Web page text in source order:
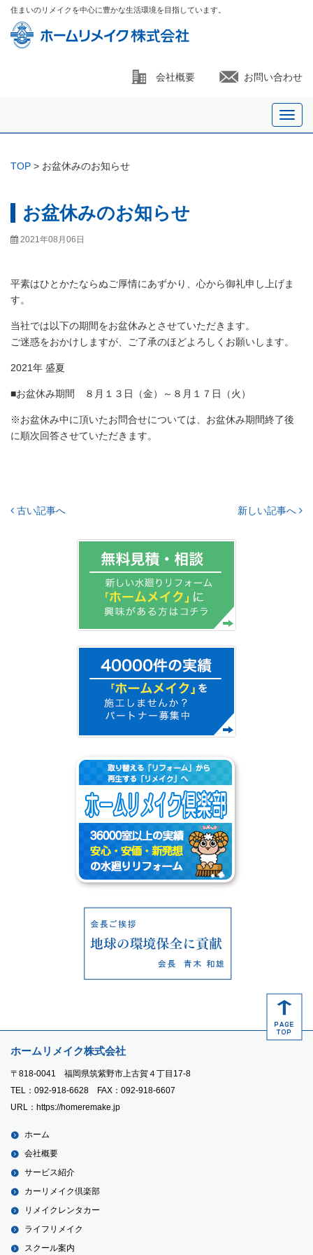
住まいのリメイクを中心に豊かな生活環境を目指しています。
会社概要 お問い合わせ
TOP > お盆休みのお知らせ
お盆休みのお知らせ
2021年08月06日
平素はひとかたならぬご厚情にあずかり、心から御礼申し上げま
す。
当社では以下の期間をお盆休みとさせていただきます。
ご迷惑をおかけしますが、ご了承のほどよろしくお願いします。
2021年 盛夏
■お盆休み期間 ８月１３日（金）～８月１７日（火）
※お盆休み中に頂いたお問合せについては、お盆休み期間終了後
に順次回答させていただきます。
古い記事へ 新しい記事へ
ホームリメイク株式会社
〒818-0041 福岡県筑紫野市上古賀４丁目17-8
TEL：092-918-6628 FAX：092-918-6607
URL：https://homeremake.jp
ホーム
会社概要
サービス紹介
カーリメイク倶楽部
リメイクレンタカー
ライフリメイク
スクール案内